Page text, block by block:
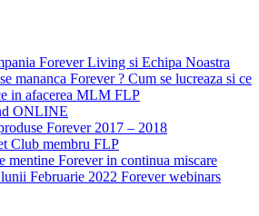
Forever Living si Echipa Noastra
mananca Forever ? Cum se lucreaza si ce
in afacerea MLM FLP
ONLINE
Forever 2017 – 2018
Club membru FLP
mentine Forever in continua miscare
Februarie 2022 Forever webinars